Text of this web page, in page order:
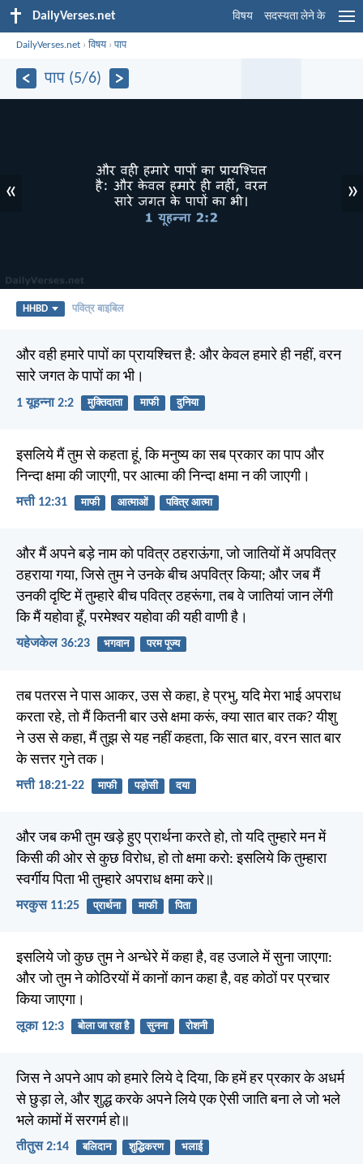
DailyVerses.net विषय सदस्यता लेने के
DailyVerses.net ›विषय›पाप
पाप (5/6)
« »
HHBD पवित्र बाइबिल
और वही हमारे पापों का प्रायश्चित्त है: और केवल हमारे ही नहीं, वरन
सारे जगत के पापों का भी।
1 यूहन्ना 2:2 मुक्तिदाता माफी दुनिया
इसलिये मैं तुम से कहता हूं, कि मनुष्य का सब प्रकार का पाप और
निन्दा क्षमा की जाएगी, पर आत्मा की निन्दा क्षमा न की जाएगी।
मत्ती 12:31 माफी आत्माओं पवित्र आत्मा
और मैं अपने बड़े नाम को पवित्र ठहराऊंगा, जो जातियों में अपवित्र
ठहराया गया, जिसे तुम ने उनके बीच अपवित्र किया; और जब मैं
उनकी दृष्टि में तुम्हारे बीच पवित्र ठहरूंगा, तब वे जातियां जान लेंगी
कि मैं यहोवा हूँ, परमेश्वर यहोवा की यही वाणी है।
यहेजकेल 36:23 भगवान परम पूज्य
तब पतरस ने पास आकर, उस से कहा, हे प्रभु, यदि मेरा भाई अपराध
करता रहे, तो मैं कितनी बार उसे क्षमा करूं, क्या सात बार तक? यीशु
ने उस से कहा, मैं तुझ से यह नहीं कहता, कि सात बार, वरन सात बार
के सत्तर गुने तक।
मत्ती 18:21-22 माफी पड़ोसी दया
और जब कभी तुम खड़े हुए प्रार्थना करते हो, तो यदि तुम्हारे मन में
किसी की ओर से कुछ विरोध, हो तो क्षमा करो: इसलिये कि तुम्हारा
स्वर्गीय पिता भी तुम्हारे अपराध क्षमा करे॥
मरकुस 11:25 प्रार्थना माफी पिता
इसलिये जो कुछ तुम ने अन्धेरे में कहा है, वह उजाले में सुना जाएगा:
और जो तुम ने कोठिरयों में कानों कान कहा है, वह कोठों पर प्रचार
किया जाएगा।
लूका 12:3 बोला जा रहा है सुनना रोशनी
जिस ने अपने आप को हमारे लिये दे दिया, कि हमें हर प्रकार के अधर्म
से छुड़ा ले, और शुद्ध करके अपने लिये एक ऐसी जाति बना ले जो भले
भले कामों में सरगर्म हो॥
तीतुस 2:14 बलिदान शुद्धिकरण भलाई